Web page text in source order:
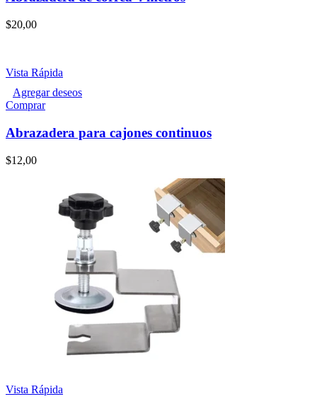
$20,00
Vista Rápida
Agregar deseos
Comprar
Abrazadera para cajones continuos
$12,00
Vista Rápida